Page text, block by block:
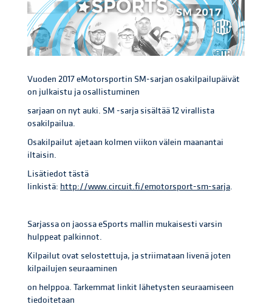
Vuoden 2017 eMotorsportin SM-sarjan osakilpailupäivät
on julkaistu ja osallistuminen
sarjaan on nyt auki. SM -sarja sisältää 12 virallista
osakilpailua.
Osakilpailut ajetaan kolmen viikon välein maanantai
iltaisin.
Lisätiedot tästä
linkistä: http://www.circuit.fi/emotorsport-sm-sarja.
Sarjassa on jaossa eSports mallin mukaisesti varsin
hulppeat palkinnot.
Kilpailut ovat selostettuja, ja striimataan livenä joten
kilpailujen seuraaminen
on helppoa. Tarkemmat linkit lähetysten seuraamiseen
tiedoitetaan